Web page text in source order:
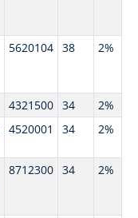
5620104 38 2%
4321500 34
2%
4520001 34 2%
8712300 34 2%